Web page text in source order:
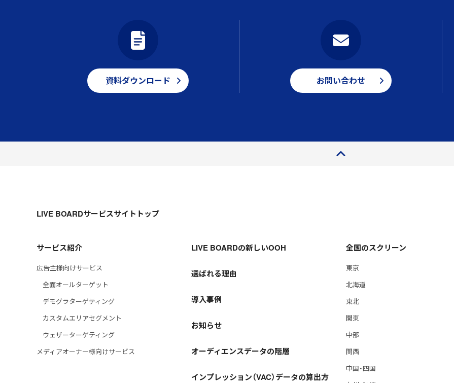
資料ダウンロード お問い合わせ
LIVE BOARDサービスサイトトップ
サービス紹介
広告主様向けサービス
全面オールターゲット
デモグラターゲティング
カスタムエリアセグメント
ウェザーターゲティング
メディアオーナー様向けサービス
LIVE BOARDの新しいOOH
選ばれる理由
導入事例
お知らせ
オーディエンスデータの階層
インプレッション（VAC）データの算出方
全国のスクリーン
東京
北海道
東北
関東
中部
関西
中国・四国